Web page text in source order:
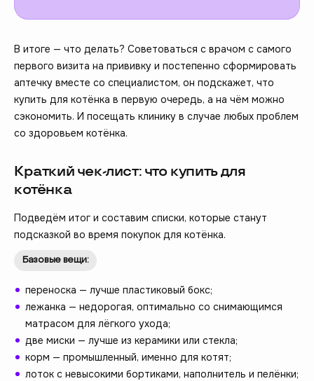
В итоге — что делать? Советоваться с врачом с самого
первого визита на прививку и постепенно сформировать
аптечку вместе со специалистом, он подскажет, что
купить для котёнка в первую очередь, а на чём можно
сэкономить. И посещать клинику в случае любых проблем
со здоровьем котёнка.
Краткий чек-лист: что купить для
котёнка
Подведём итог и составим списки, которые станут
подсказкой во время покупок для котёнка.
Базовые вещи:
переноска — лучше пластиковый бокс;
лежанка — недорогая, оптимально со снимающимся
матрасом для лёгкого ухода;
две миски — лучше из керамики или стекла;
корм — промышленный, именно для котят;
лоток с невысокими бортиками, наполнитель и пелёнки;